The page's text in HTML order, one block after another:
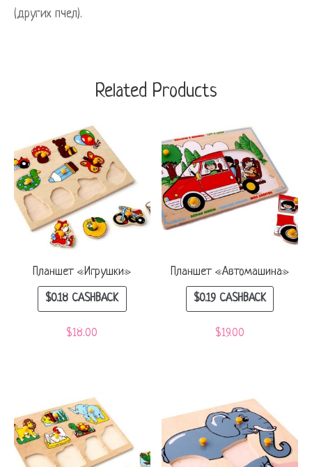
(других пчел).
Related Products
Планшет «Игрушки»
$0.18 CASHBACK
$18.00
Планшет «Автомашина»
$0.19 CASHBACK
$19.00